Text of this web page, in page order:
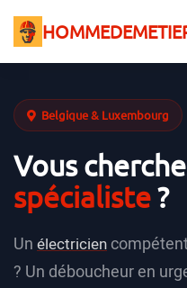
Belgique & Luxembourg
Vous
spécialiste?
Un électricien
? Un déboucheur en